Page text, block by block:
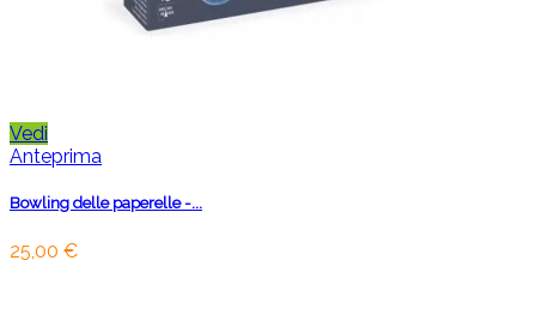
Vedi
Anteprima
Bowling delle paperelle -...
25,00 €